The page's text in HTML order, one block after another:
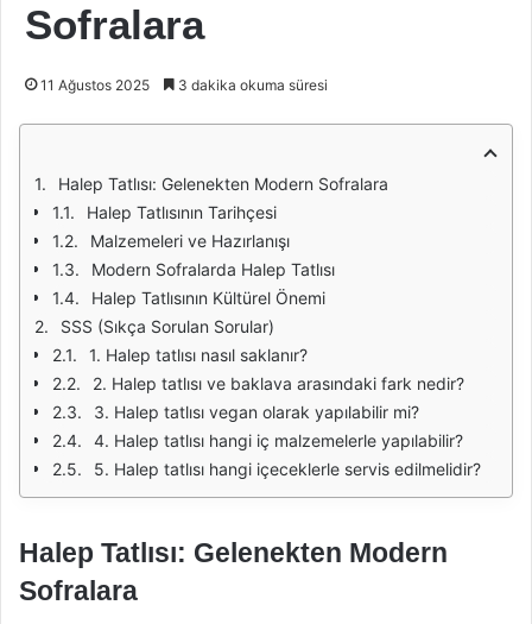
Sofralara
11 Ağustos 2025 3 dakika okuma süresi
Halep Tatlısı: Gelenekten Modern Sofralara
Halep Tatlısının Tarihçesi
Malzemeleri ve Hazırlanışı
Modern Sofralarda Halep Tatlısı
Halep Tatlısının Kültürel Önemi
SSS (Sıkça Sorulan Sorular)
1. Halep tatlısı nasıl saklanır?
2. Halep tatlısı ve baklava arasındaki fark nedir?
3. Halep tatlısı vegan olarak yapılabilir mi?
4. Halep tatlısı hangi iç malzemelerle yapılabilir?
5. Halep tatlısı hangi içeceklerle servis edilmelidir?
Halep Tatlısı: Gelenekten Modern
Sofralara